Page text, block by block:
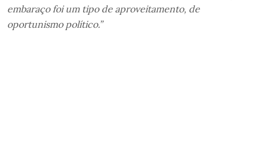
embaraço foi um tipo de aproveitamento, de
oportunismo político.”